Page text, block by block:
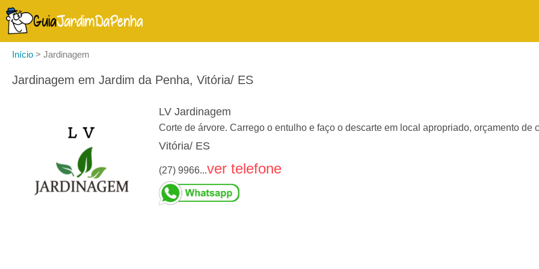
Início > Jardinagem
Jardinagem em Jardim da Penha, Vitória/ ES
LV Jardinagem
Corte de árvore. Carrego o entulho e faço o descarte em local apropriado, orçamento de
Vitória/ ES
(27) 9966...ver telefone